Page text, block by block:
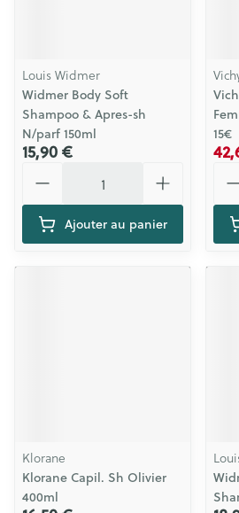
Louis Widmer
Widmer Body Soft
Shampoo & Apres-sh
N/parf 150ml
15,90 €
Ajouter au panier
15€
Klorane
Klorane Capil. Sh Olivier
400ml